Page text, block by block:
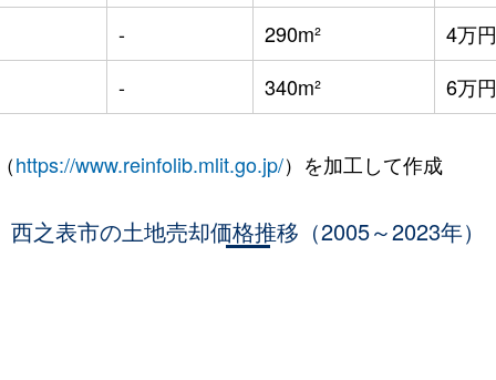
-
290m²
4万円
-
340m² 6万円
https://www.reinfolib.mlit.go.jp/）を加工して作成
西之表市の土地売却価格推移（2005～2023年）